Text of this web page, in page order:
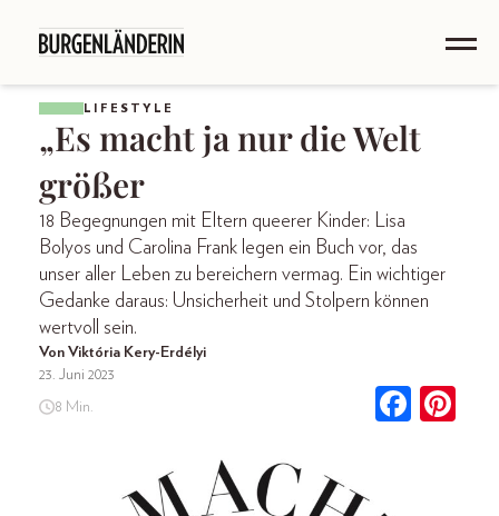
LIFESTYLE
„Es macht ja nur die Welt
größer
18 Begegnungen mit Eltern queerer Kinder: Lisa
Bolyos und Carolina Frank legen ein Buch vor, das
unser aller Leben zu bereichern vermag. Ein wichtiger
Gedanke daraus: Unsicherheit und Stolpern können
wertvoll sein.
Von Viktória Kery-Erdélyi
23. Juni 2023
8 Min.